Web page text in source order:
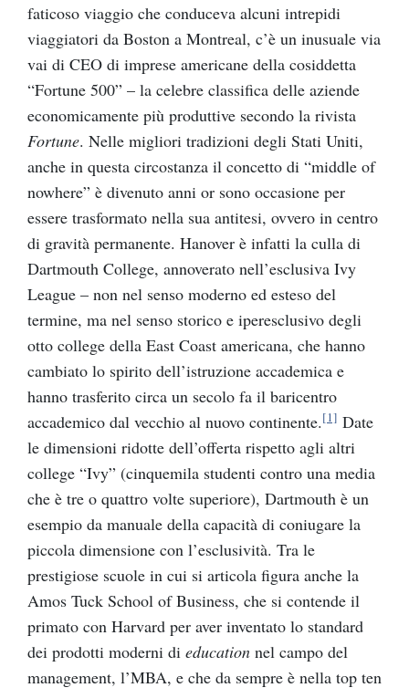
faticoso viaggio che conduceva alcuni intrepidi
viaggiatori da Boston a Montreal, c’è un inusuale via
vai di CEO di imprese americane della cosiddetta
“Fortune 500” – la celebre classifica delle aziende
economicamente più produttive secondo la rivista
Fortune. Nelle migliori tradizioni degli Stati Uniti,
anche in questa circostanza il concetto di “middle of
nowhere” è divenuto anni or sono occasione per
essere trasformato nella sua antitesi, ovvero in centro
di gravità permanente. Hanover è infatti la culla di
Dartmouth College, annoverato nell’esclusiva Ivy
League – non nel senso moderno ed esteso del
termine, ma nel senso storico e iperesclusivo degli
otto college della East Coast americana, che hanno
cambiato lo spirito dell’istruzione accademica e
hanno trasferito circa un secolo fa il baricentro
accademico dal vecchio al nuovo continente.[1] Date
le dimensioni ridotte dell’offerta rispetto agli altri
college “Ivy” (cinquemila studenti contro una media
che è tre o quattro volte superiore), Dartmouth è un
esempio da manuale della capacità di coniugare la
piccola dimensione con l’esclusività. Tra le
prestigiose scuole in cui si articola figura anche la
Amos Tuck School of Business, che si contende il
primato con Harvard per aver inventato lo standard
dei prodotti moderni di education nel campo del
management, l’MBA, e che da sempre è nella top ten